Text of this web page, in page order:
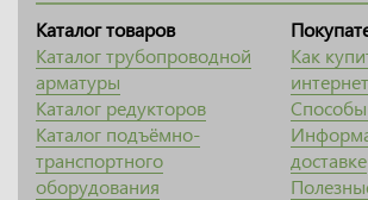
Каталог товаров
Каталог трубопроводной
арматуры
Каталог редукторов
Каталог подъёмно-
транспортного
оборудования
Как
доставке